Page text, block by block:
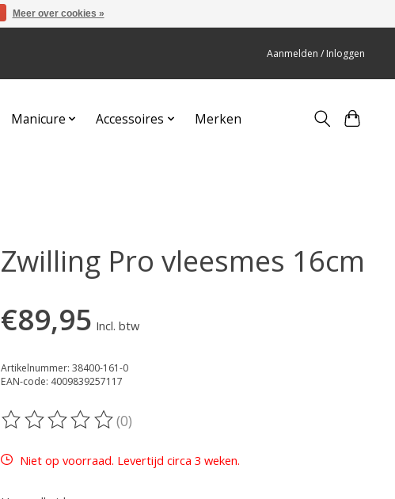
Aanmelden / Inloggen
Manicure Accessoires Merken
Zwilling Pro vleesmes 16cm
€89,95 Incl. btw
Artikelnummer: 38400-161-0
EAN-code: 4009839257117
De beoordeling van dit product is
(0)
Niet op voorraad. Levertijd circa 3 weken.
Meer over cookies »